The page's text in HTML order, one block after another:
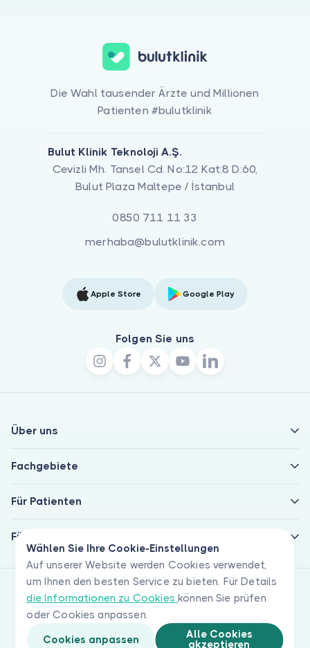
Wählen Sie Ihre Cookie-Einstellungen
Auf unserer Website werden Cookies verwendet,
um Ihnen den besten Service zu bieten. Für Details
die Informationen zu Cookieskönnen Sie prüfen
oder Cookies anpassen.
Cookies anpassen
Alle Cookies
akzeptieren
Die Wahl tausender Ärzte und Millionen
Patienten #bulutklinik
Bulut Klinik Teknoloji A.Ş.
Cevizli Mh. Tansel Cd. No:12 Kat:8 D:60,
Bulut Plaza Maltepe / İstanbul
0850 711 11 33
merhaba@bulutklinik.com
Apple Store Google Play
Folgen Sie uns
Über uns
Fachgebiete
Für Patienten
Für Ärzte